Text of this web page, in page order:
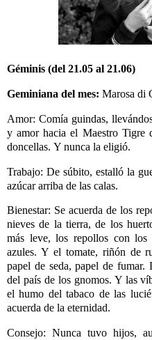
Géminis (del 21.05 al 21.06)
Geminiana del mes: Marosa di
Amor: Comía guindas,
y amor hacia el Maestro Tigre
doncellas. Y nunca la eligió.
Trabajo: De súbito, estalló la
azúcar arriba de las calas.
Bienestar: Se acuerda de los
nieves de la tierra, de los
más leve, los repollos con
azules. Y el tomate, riñón de
papel de seda, papel de fumar.
del país de los gnomos. Y las
el humo del tabaco de las
acuerda de la eternidad.
Consejo: Nunca tuvo hijos,